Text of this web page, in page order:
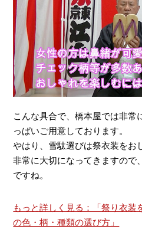
こんな具合で、橋本屋では非常
っぱいご用意しております。
やはり、雪駄選びは祭衣装をお
非常に大切になってきますので
ですね。
もっと詳しく見る：「祭り衣装
の色・柄・種類の選び方」